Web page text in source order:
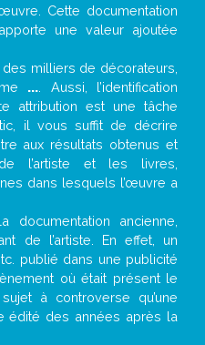
Cette documentation
une valeur ajoutée
milliers de décorateurs,
... . Aussi, l’identification
attribution est une tâche
il vous suffit de décrire
aux résultats obtenus et
l’artiste et les livres,
dans lesquels l’œuvre a
ancienne,
de l’artiste. En effet, un
publié dans une publicité
où était présent le
à controverse qu’une
édité des années après la